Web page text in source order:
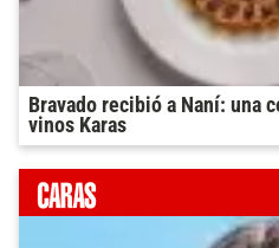
Bravado recibió a Naní: una
vinos Karas